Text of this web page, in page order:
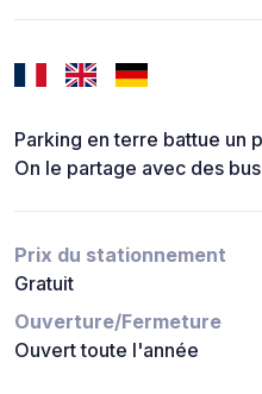
Parking en terre battue un
On le partage avec des
Prix du stationnement
Gratuit
Ouverture/Fermeture
Ouvert toute l'année